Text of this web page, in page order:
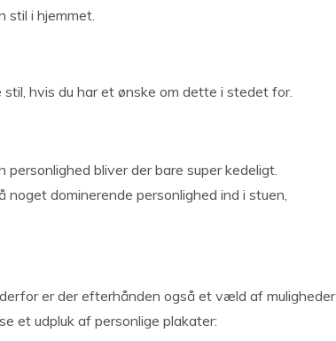
stil i hjemmet.
hvis du har et ønske om dette i stedet for.
bliver der bare super kedeligt.
dominerende personlighed ind i stuen,
er der efterhånden også et væld af muligheder
et udpluk af personlige plakater: